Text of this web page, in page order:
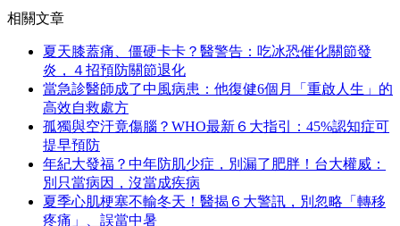
相關文章
夏天膝蓋痛、僵硬卡卡？醫警告：吃冰恐催化關節發
炎，４招預防關節退化
當急診醫師成了中風病患：他復健6個月「重啟人生」的
高效自救處方
孤獨與空汙竟傷腦？WHO最新６大指引：45%認知症可
提早預防
年紀大發福？中年防肌少症，別漏了肥胖！台大權威：
別只當病因，沒當成疾病
夏季心肌梗塞不輸冬天！醫揭６大警訊，別忽略「轉移
疼痛」、誤當中暑